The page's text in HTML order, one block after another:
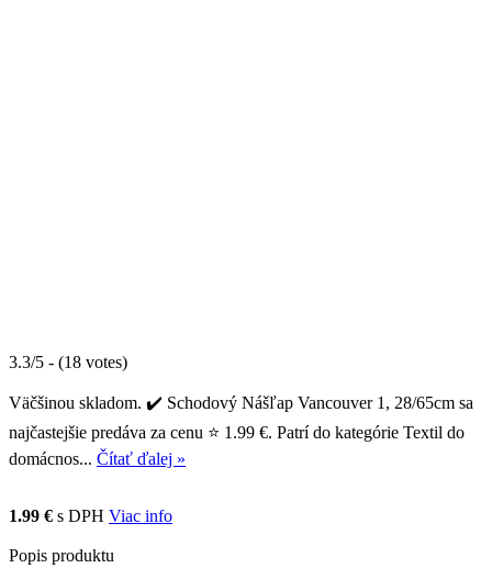
3.3/5 - (18 votes)
Väčšinou skladom. ✔️ Schodový Nášľap Vancouver 1, 28/65cm sa
najčastejšie predáva za cenu ⭐ 1.99 €. Patrí do kategórie Textil do
domácnos... Čítať ďalej »
1.99 € s DPH Viac info
Popis produktu